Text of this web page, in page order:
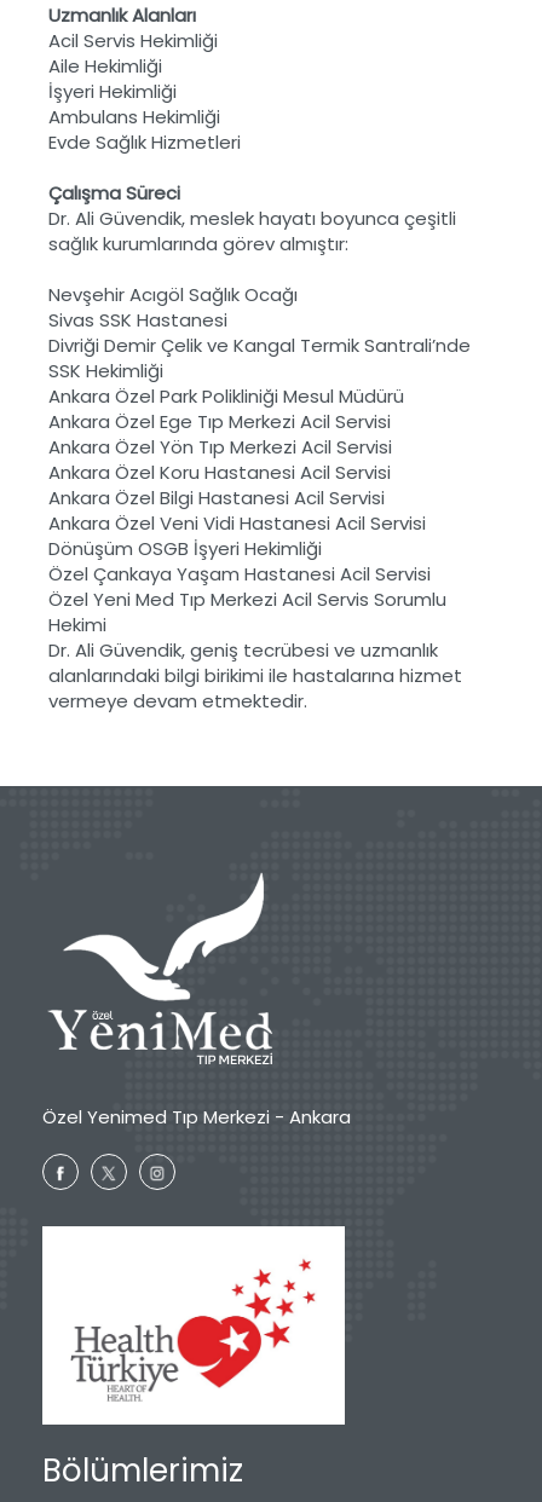
Uzmanlık Alanları
Acil Servis Hekimliği
Aile Hekimliği
İşyeri Hekimliği
Ambulans Hekimliği
Evde Sağlık Hizmetleri
Çalışma Süreci
Dr. Ali Güvendik, meslek hayatı boyunca çeşitli
sağlık kurumlarında görev almıştır:
Nevşehir Acıgöl Sağlık Ocağı
Sivas SSK Hastanesi
Divriği Demir Çelik ve Kangal Termik Santrali’nde
SSK Hekimliği
Ankara Özel Park Polikliniği Mesul Müdürü
Ankara Özel Ege Tıp Merkezi Acil Servisi
Ankara Özel Yön Tıp Merkezi Acil Servisi
Ankara Özel Koru Hastanesi Acil Servisi
Ankara Özel Bilgi Hastanesi Acil Servisi
Ankara Özel Veni Vidi Hastanesi Acil Servisi
Dönüşüm OSGB İşyeri Hekimliği
Özel Çankaya Yaşam Hastanesi Acil Servisi
Özel Yeni Med Tıp Merkezi Acil Servis Sorumlu
Hekimi
Dr. Ali Güvendik, geniş tecrübesi ve uzmanlık
alanlarındaki bilgi birikimi ile hastalarına hizmet
vermeye devam etmektedir.
Özel Yenimed Tıp Merkezi - Ankara
Bölümlerimiz